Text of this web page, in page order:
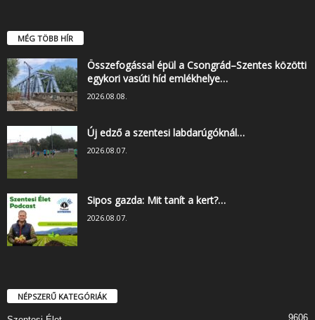
MÉG TÖBB HÍR
Összefogással épül a Csongrád–Szentes közötti
egykori vasúti híd emlékhelye…
2026.08.08.
Új edző a szentesi labdarúgóknál…
2026.08.07.
Sipos gazda: Mit tanít a kert?…
2026.08.07.
NÉPSZERŰ KATEGÓRIÁK
9606